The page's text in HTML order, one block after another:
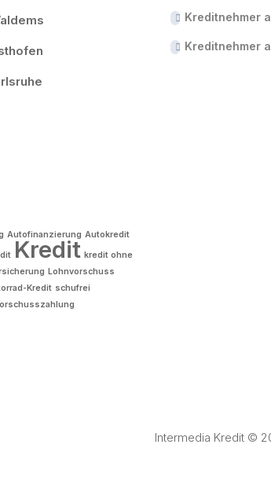
Autofinanzierung Autokredit
Kredit kredit ohne
Lohnvorschuss
Kredit schufrei
Kreditnehmer
Kreditnehmer
Intermedia Kredit ©